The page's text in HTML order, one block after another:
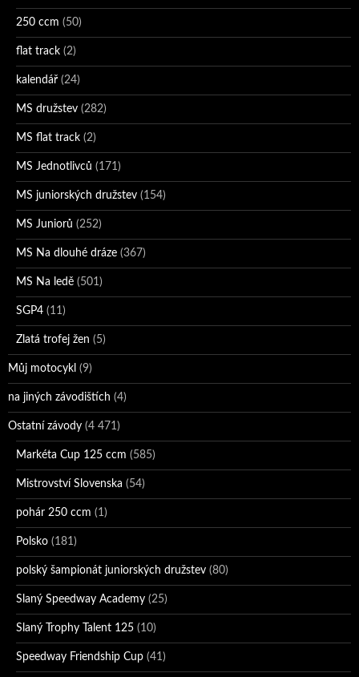
250 ccm (50)
flat track (2)
kalendář (24)
MS družstev (282)
MS flat track (2)
MS Jednotlivců (171)
MS juniorských družstev (154)
MS Juniorů (252)
MS Na dlouhé dráze (367)
MS Na ledě (501)
SGP4 (11)
Zlatá trofej žen (5)
Můj motocykl (9)
na jiných závodištích (4)
Ostatní závody (4 471)
Markéta Cup 125 ccm (585)
Mistrovství Slovenska (54)
pohár 250 ccm (1)
Polsko (181)
polský šampionát juniorských družstev (80)
Slaný Speedway Academy (25)
Slaný Trophy Talent 125 (10)
Speedway Friendship Cup (41)